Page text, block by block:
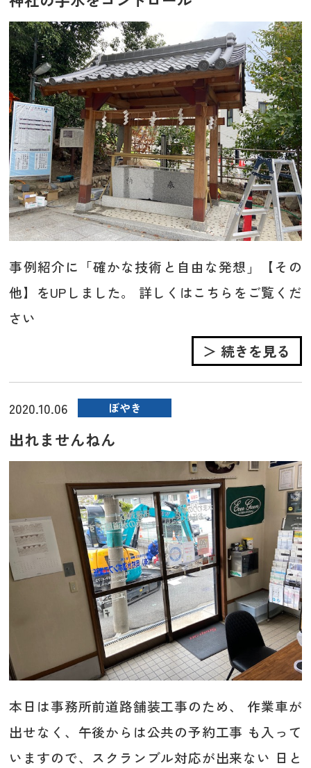
事例紹介に「確かな技術と自由な発想」【その
他】をUPしました。 詳しくはこちらをご覧くだ
さい
＞ 続きを見る
2020.10.06 ぼやき
出れませんねん
本日は事務所前道路舗装工事のため、 作業車が
出せなく、午後からは公共の予約工事 も入って
いますので、スクランブル対応が出来ない 日と